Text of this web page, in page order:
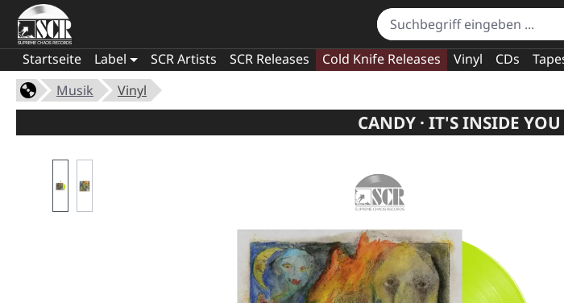
Startseite Label SCR Artists SCR Releases Cold Knife Releases Vinyl CDs
Musik
Vinyl
CANDY · IT'S INSIDE